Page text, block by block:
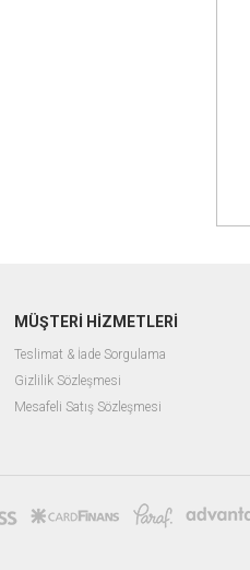
MÜŞTERİ HİZMETLERİ
Teslimat & İade Sorgulama
Gizlilik Sözleşmesi
Mesafeli Satış Sözleşmesi